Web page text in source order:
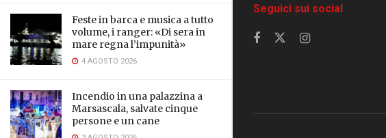
Feste in barca e musica a tutto
volume, i ranger: «Di sera in
mare regna l’impunità»
4 AGOSTO 2026
Incendio in una palazzina a
Marsascala, salvate cinque
persone e un cane
Seguici sui social